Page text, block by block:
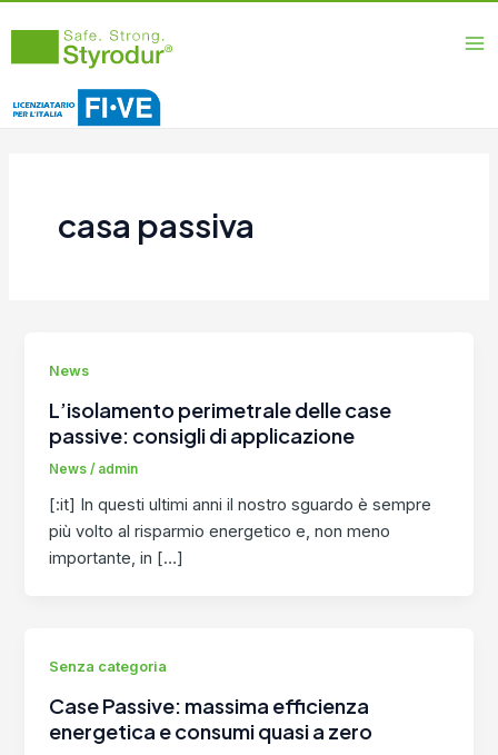
contenuto
casa passiva
News
L’isolamento perimetrale delle case
passive: consigli di applicazione
News / admin
[:it] In questi ultimi anni il nostro sguardo è sempre
più volto al risparmio energetico e, non meno
importante, in […]
Senza categoria
Case Passive: massima efficienza
energetica e consumi quasi a zero